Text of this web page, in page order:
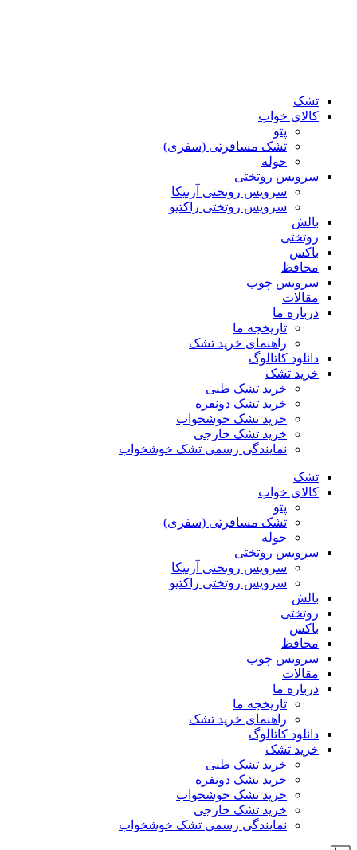
تشک
کالای خواب
پتو
تشک مسافرتی (سفری)
حوله
سرویس روتختی
سرویس روتختی آرنیکا
سرویس روتختی راکتیو
بالش
روتختی
باکس
محافظ
سرویس چوب
مقالات
درباره ما
تاریخچه ما
راهنمای خرید تشک
دانلود کاتالوگ
خرید تشک
خرید تشک طبی
خرید تشک دونفره
خرید تشک خوشخواب
خرید تشک خارجی
نمایندگی رسمی تشک خوشخواب
تشک
کالای خواب
پتو
تشک مسافرتی (سفری)
حوله
سرویس روتختی
سرویس روتختی آرنیکا
سرویس روتختی راکتیو
بالش
روتختی
باکس
محافظ
سرویس چوب
مقالات
درباره ما
تاریخچه ما
راهنمای خرید تشک
دانلود کاتالوگ
خرید تشک
خرید تشک طبی
خرید تشک دونفره
خرید تشک خوشخواب
خرید تشک خارجی
نمایندگی رسمی تشک خوشخواب